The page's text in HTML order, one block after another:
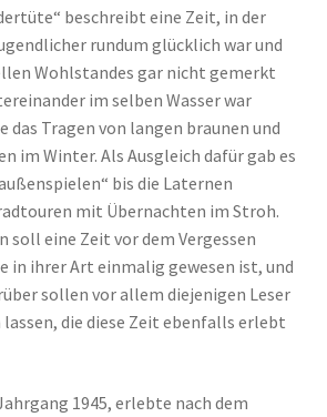
beschreibt eine Zeit, in der
rundum glücklich war und
Wohlstandes gar nicht gemerkt
im selben Wasser war
das Tragen von langen braunen und
im Winter. Als Ausgleich dafür gab es
bis die Laternen
mit Übernachten im Stroh.
soll eine Zeit vor dem Vergessen
in ihrer Art einmalig gewesen ist, und
sollen vor allem diejenigen Leser
die diese Zeit ebenfalls erlebt
1945, erlebte nach dem